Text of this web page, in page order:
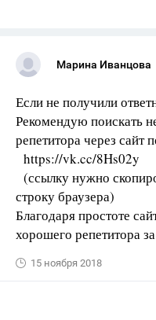
Марина Иванцова
Если не получили
Рекомендую поискать
репетитора через сайт
https://vk.cc/8Hs02y
(ссылку нужно
строку браузера)
Благодаря простоте
хорошего репетитора
15 ноября 2018